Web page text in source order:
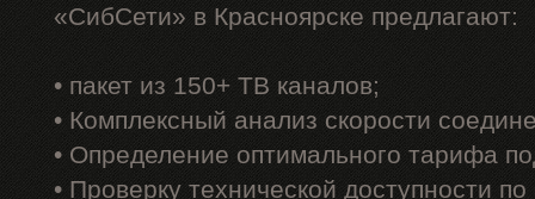
«СибСети» в Красноярске предлагают:
• пакет из 150+ ТВ каналов;
• Комплексный анализ скорости
• Определение оптимального тарифа
• Проверку технической доступности